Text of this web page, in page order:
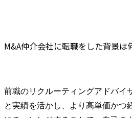
M&A仲介会社に転職をした背景は
前職のリクルーティングアドバイ
と実績を活かし、より高単価かつ